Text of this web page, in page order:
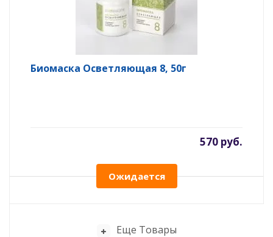
Биомаска Осветляющая 8, 50г
570 руб.
Ожидается
Еще Товары